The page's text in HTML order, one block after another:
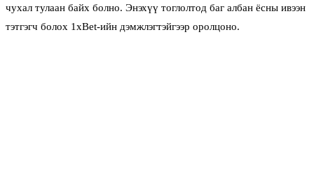
чухал тулаан байх болно. Энэхүү тоглолтод баг албан ёсны ивээн
тэтгэгч болох 1xBet-ийн дэмжлэгтэйгээр оролцоно.